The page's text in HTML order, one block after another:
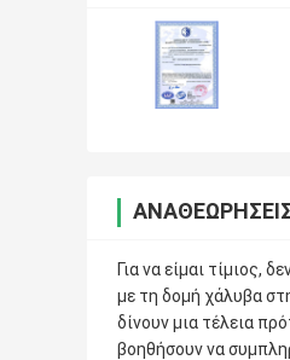
Για να είμαι τίμιος,
με τη δομή χάλυβα
δίνουν μια τέλεια
βοηθήσουν να